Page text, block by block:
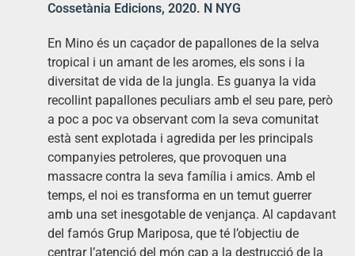
Cossetània Edicions, 2020. N NYG
En Mino és un caçador de papallones de la selva
tropical i un amant de les aromes, els sons i la
diversitat de vida de la jungla. Es guanya la vida
recollint papallones peculiars amb el seu pare, però
a poc a poc va observant com la seva comunitat
està sent explotada i agredida per les principals
companyies petroleres, que provoquen una
massacre contra la seva família i amics. Amb el
temps, el noi es transforma en un temut guerrer
amb una set inesgotable de venjança. Al capdavant
del famós Grup Mariposa, que té l’objectiu de
centrar l’atenció del món cap a la destrucció de la